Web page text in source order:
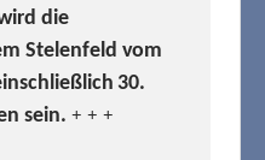
die
Stelenfeld vom
30.
sein. + + +